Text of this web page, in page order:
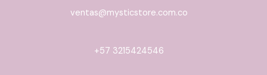
ventas@mysticstore.com.co
+57 3215424546